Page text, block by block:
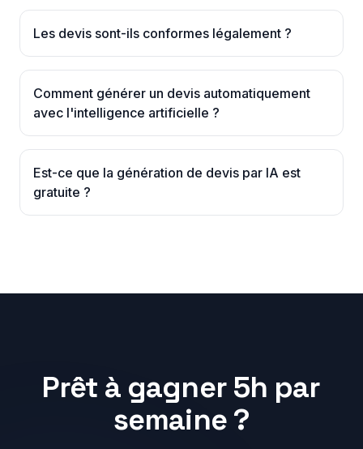
Les devis sont-ils conformes légalement ?
Comment générer un devis automatiquement
avec l'intelligence artificielle ?
Est-ce que la génération de devis par IA est
gratuite ?
Prêt à gagner 5h par
semaine ?